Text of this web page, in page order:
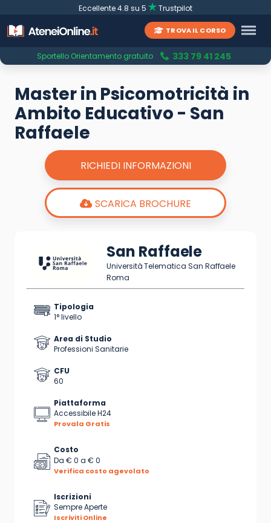
Eccellente 4.8 su 5 Trustpilot
TROVA IL CORSO
Sportello Orientamento gratuito 333 79 41 245
Master in Psicomotricità in
Ambito Educativo - San
Raffaele
RICHIEDI INFORMAZIONI
SCARICA BROCHURE
San Raffaele
Università Telematica San Raffaele
Roma
Tipologia
1° livello
Area di Studio
Professioni Sanitarie
CFU
60
Piattaforma
Accessibile H24
Provala Gratis
Costo
Da € 0 a € 0
Verifica costo agevolato
Iscrizioni
Sempre Aperte
Iscriviti Online